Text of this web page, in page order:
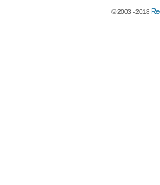
© 2003 - 2018